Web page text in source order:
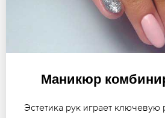
Маникюр
Эстетика рук играет ключевую